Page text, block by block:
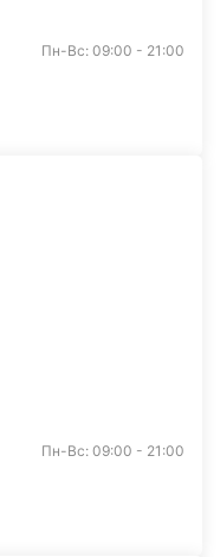
Пн-Вс: 09:00 - 21:00
Пн-Вс: 09:00 - 21:00